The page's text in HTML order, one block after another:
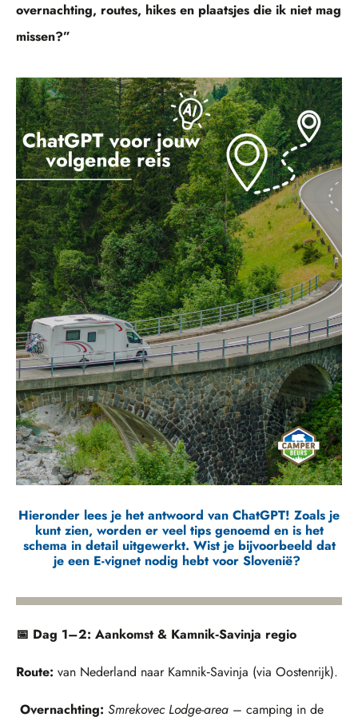
overnachting, routes, hikes en plaatsjes die ik niet mag
missen?”
Hieronder lees je het antwoord van ChatGPT! Zoals je
kunt zien, worden er veel tips genoemd en is het
schema in detail uitgewerkt. Wist je bijvoorbeeld dat
je een E-vignet nodig hebt voor Slovenië?
📅 Dag 1–2: Aankomst & Kamnik‑Savinja regio
Route: van Nederland naar Kamnik‑Savinja (via Oostenrijk).
Overnachting: Smrekovec Lodge-area – camping in de